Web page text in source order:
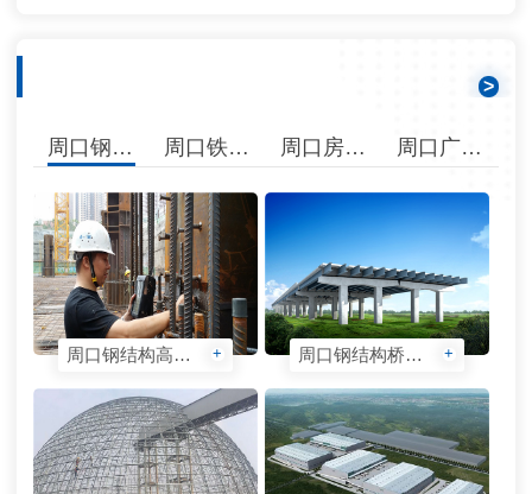
>
周口钢结构检测 周口铁塔检测 周口房屋 鉴定 周口广告设施检测
周口钢结构高层检测 + 周口钢结构桥梁检测 +